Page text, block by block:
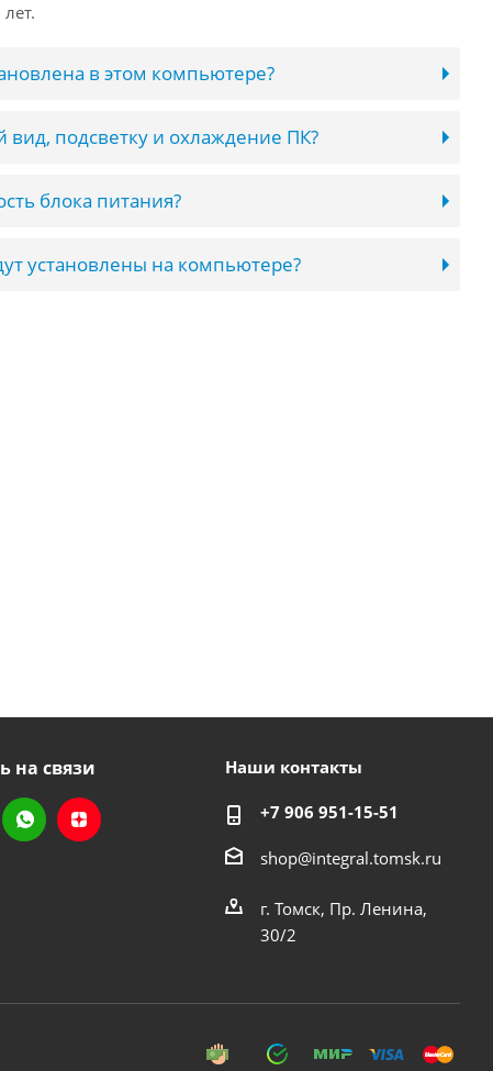
в этом компьютере?
подсветку и охлаждение ПК?
блока питания?
установлены на компьютере?
на связи Наши контакты
+7 906 951-15-51
shop@integral.tomsk.ru
г. Томск, Пр. Ленина,
30/2